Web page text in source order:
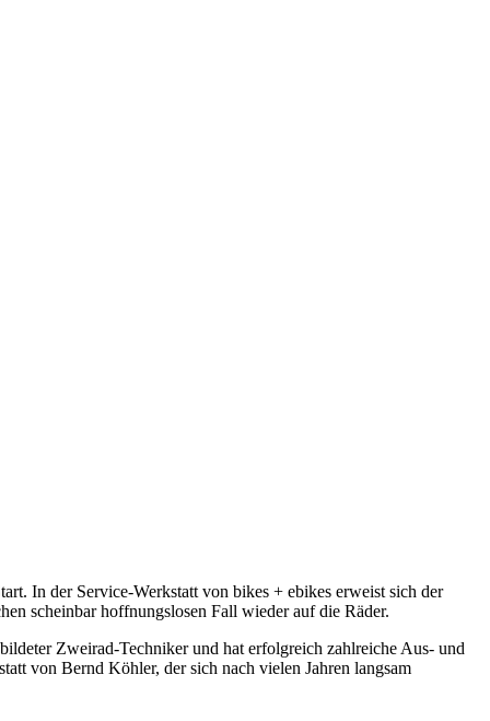
In der Service-Werkstatt von bikes + ebikes erweist sich der
scheinbar hoffnungslosen Fall wieder auf die Räder.
Zweirad-Techniker und hat erfolgreich zahlreiche Aus- und
von Bernd Köhler, der sich nach vielen Jahren langsam